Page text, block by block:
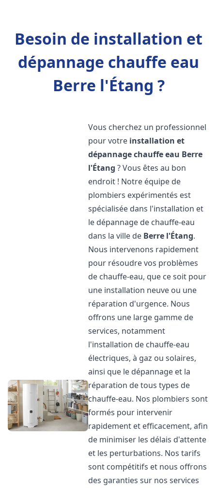
Besoin de installation et
dépannage chauffe eau
Berre l'Étang ?
Vous cherchez un professionnel
pour votre installation et
dépannage chauffe eau Berre
l'Étang ? Vous êtes au bon
endroit ! Notre équipe de
plombiers expérimentés est
spécialisée dans l'installation et
le dépannage de chauffe-eau
dans la ville de Berre l'Étang.
Nous intervenons rapidement
pour résoudre vos problèmes
de chauffe-eau, que ce soit pour
une installation neuve ou une
réparation d'urgence. Nous
offrons une large gamme de
services, notamment
l'installation de chauffe-eau
électriques, à gaz ou solaires,
ainsi que le dépannage et la
réparation de tous types de
chauffe-eau. Nos plombiers sont
formés pour intervenir
rapidement et efficacement, afin
de minimiser les délais d'attente
et les perturbations. Nos tarifs
sont compétitifs et nous offrons
des garanties sur nos services